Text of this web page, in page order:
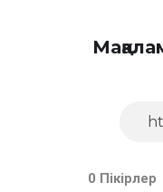
0 Пікірлер